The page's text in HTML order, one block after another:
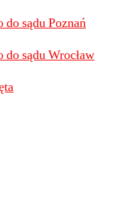
sądu Poznań
sądu Wrocław